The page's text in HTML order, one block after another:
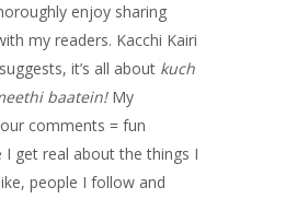
enjoy sharing
my readers. Kacchi Kairi
it’s all about kuch
baatein! My
comments = fun
I get real about the things I
people I follow and